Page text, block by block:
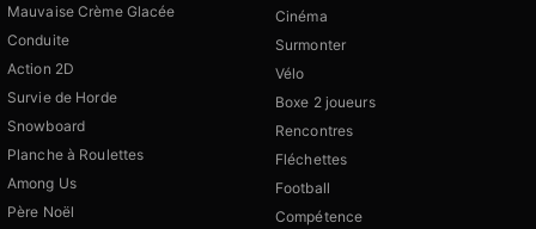
Mauvaise Crème Glacée
Conduite
Action 2D
Survie de Horde
Snowboard
Planche à Roulettes
Among Us
Père Noël
Cinéma
Surmonter
Vélo
Boxe 2 joueurs
Rencontres
Fléchettes
Football
Compétence